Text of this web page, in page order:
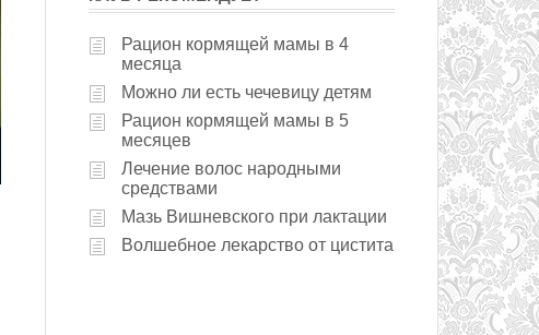
Рацион кормящей мамы в 4
месяца
Можно ли есть чечевицу детям
Рацион кормящей мамы в 5
месяцев
Лечение волос народными
средствами
Мазь Вишневского при лактации
Волшебное лекарство от цистита